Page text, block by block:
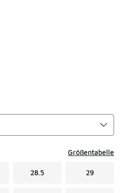
Größentabelle
28.5 29